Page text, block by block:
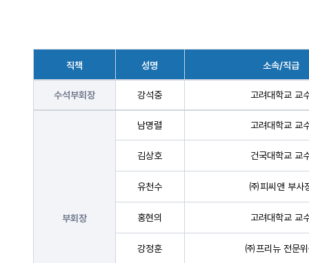
직책 성명 소속/직급
수석부회장 강석중 고려대학교 교
부회장
남명렬 고려대학교 교
김상호 건국대학교 교
유천수 ㈜피씨앤 부사
홍현의 고려대학교 교
강정훈 ㈜프리뉴 전문